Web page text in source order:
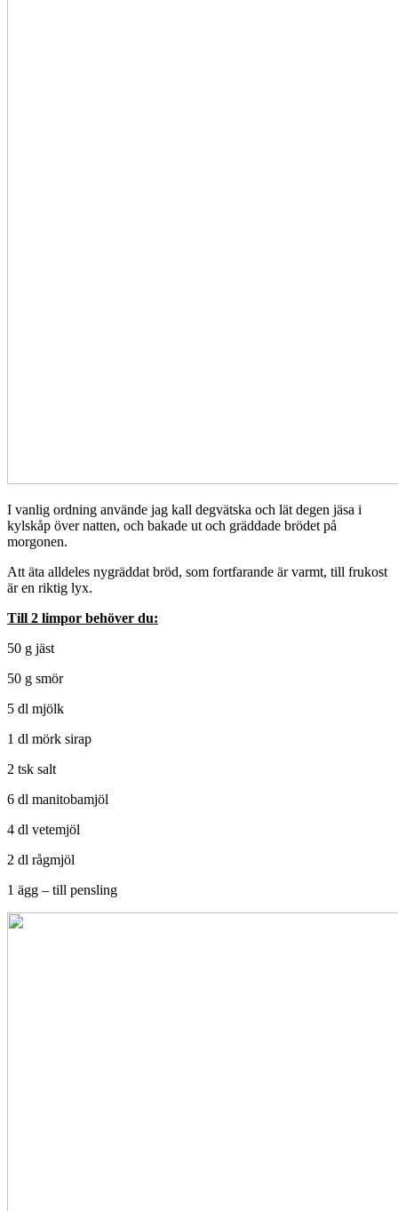
I vanlig ordning använde jag kall degvätska och lät degen jäsa i
kylskåp över natten, och bakade ut och gräddade brödet på
morgonen.
Att äta alldeles nygräddat bröd, som fortfarande är varmt, till frukost
är en riktig lyx.
Till 2 limpor behöver du:
50 g jäst
50 g smör
5 dl mjölk
1 dl mörk sirap
2 tsk salt
6 dl manitobamjöl
4 dl vetemjöl
2 dl rågmjöl
1 ägg – till pensling